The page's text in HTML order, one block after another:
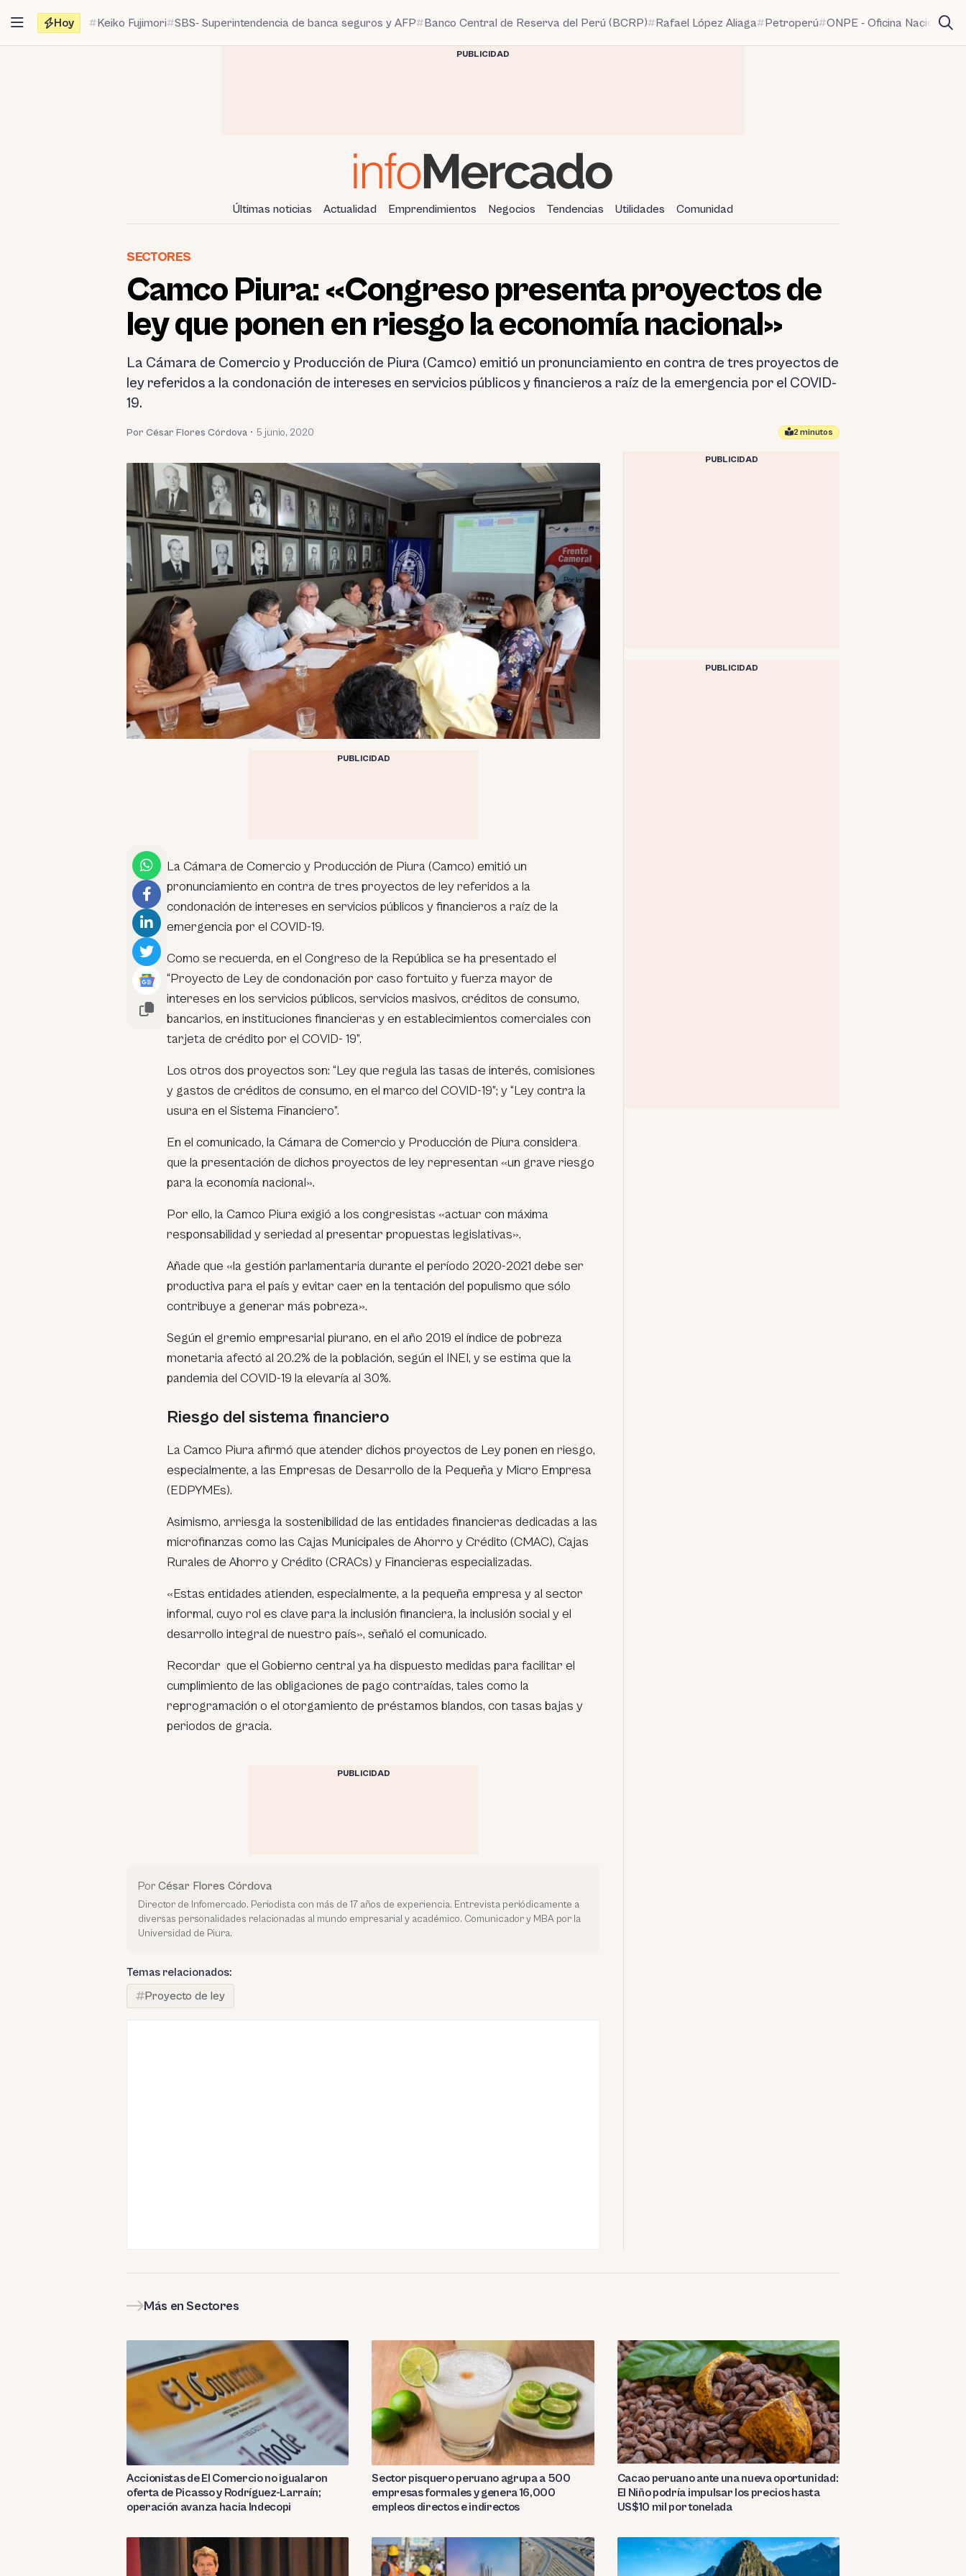
contenido
Hoy Keiko Fujimori SBS- Superintendencia de banca seguros y AFP Banco Central de Reserva del Perú (BCRP) Rafael López Aliaga Petroperú ONPE - Oficina Nacional
PUBLICIDAD
Últimas noticias Actualidad Emprendimientos Negocios Tendencias Utilidades Comunidad
SECTORES
Camco Piura: «Congreso presenta proyectos de
ley que ponen en riesgo la economía nacional»
La Cámara de Comercio y Producción de Piura (Camco) emitió un pronunciamiento en contra de tres proyectos de
ley referidos a la condonación de intereses en servicios públicos y financieros a raíz de la emergencia por el COVID-
19.
Por César Flores Córdova • 5 junio, 2020 2 minutos
PUBLICIDAD
La Cámara de Comercio y Producción de Piura (Camco) emitió un
pronunciamiento en contra de tres proyectos de ley referidos a la
condonación de intereses en servicios públicos y financieros a raíz de la
emergencia por el COVID-19.
Como se recuerda, en el Congreso de la República se ha presentado el
“Proyecto de Ley de condonación por caso fortuito y fuerza mayor de
intereses en los servicios públicos, servicios masivos, créditos de consumo,
bancarios, en instituciones financieras y en establecimientos comerciales con
tarjeta de crédito por el COVID- 19”.
Los otros dos proyectos son: “Ley que regula las tasas de interés, comisiones
y gastos de créditos de consumo, en el marco del COVID-19”; y “Ley contra la
usura en el Sistema Financiero”.
En el comunicado, la Cámara de Comercio y Producción de Piura considera
que la presentación de dichos proyectos de ley representan «un grave riesgo
para la economía nacional».
Por ello, la Camco Piura exigió a los congresistas «actuar con máxima
responsabilidad y seriedad al presentar propuestas legislativas».
Añade que «la gestión parlamentaria durante el período 2020-2021 debe ser
productiva para el país y evitar caer en la tentación del populismo que sólo
contribuye a generar más pobreza».
Según el gremio empresarial piurano, en el año 2019 el índice de pobreza
monetaria afectó al 20.2% de la población, según el INEI, y se estima que la
pandemia del COVID-19 la elevaría al 30%.
Riesgo del sistema financiero
La Camco Piura afirmó que atender dichos proyectos de Ley ponen en riesgo,
especialmente, a las Empresas de Desarrollo de la Pequeña y Micro Empresa
(EDPYMEs).
Asimismo, arriesga la sostenibilidad de las entidades financieras dedicadas a las
microfinanzas como las Cajas Municipales de Ahorro y Crédito (CMAC), Cajas
Rurales de Ahorro y Crédito (CRACs) y Financieras especializadas.
«Estas entidades atienden, especialmente, a la pequeña empresa y al sector
informal, cuyo rol es clave para la inclusión financiera, la inclusión social y el
desarrollo integral de nuestro país», señaló el comunicado.
Recordar que el Gobierno central ya ha dispuesto medidas para facilitar el
cumplimiento de las obligaciones de pago contraídas, tales como la
reprogramación o el otorgamiento de préstamos blandos, con tasas bajas y
periodos de gracia.
PUBLICIDAD
Por César Flores Córdova
Director de Infomercado. Periodista con más de 17 años de experiencia. Entrevista periódicamente a
diversas personalidades relacionadas al mundo empresarial y académico. Comunicador y MBA por la
Universidad de Piura.
Temas relacionados:
Proyecto de ley
PUBLICIDAD
PUBLICIDAD
Más en Sectores
Accionistas de El Comercio no igualaron
oferta de Picasso y Rodríguez-Larraín;
operación avanza hacia Indecopi
Sector pisquero peruano agrupa a 500
empresas formales y genera 16,000
empleos directos e indirectos
Cacao peruano ante una nueva oportunidad:
El Niño podría impulsar los precios hasta
US$10 mil por tonelada